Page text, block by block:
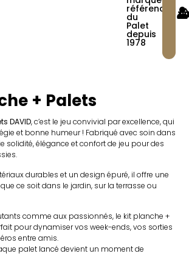
référence
du
Palet
depuis
1978
+ Palets
DAVID, c’est le jeu convivial par excellence, qui
et bonne humeur ! Fabriqué avec soin dans
solidité, élégance et confort de jeu pour des
durables et un design épuré, il offre une
ce soit dans le jardin, sur la terrasse ou
comme aux passionnés, le kit planche +
pour dynamiser vos week-ends, vos sorties
entre amis.
palet lancé devient un moment de